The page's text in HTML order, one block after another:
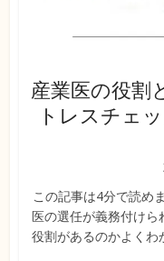
産業医の役割
トレスチェ
この記事は4分で読め
医の選任が義務付け
役割があるのかよく